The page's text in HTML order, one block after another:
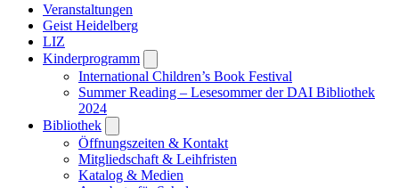
Veranstaltungen
Geist Heidelberg
LIZ
Kinderprogramm
submenu
International Children’s Book Festival
Summer Reading – Lesesommer der DAI Bibliothek
2024
Bibliothek
submenu
Öffnungszeiten & Kontakt
Mitgliedschaft & Leihfristen
Katalog & Medien